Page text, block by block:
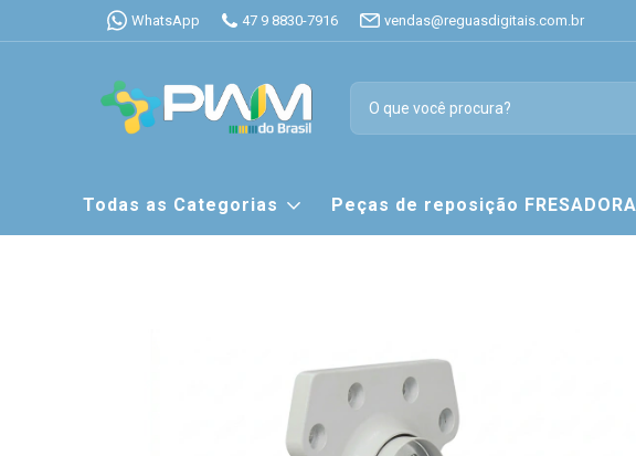
WhatsApp 47 9 8830-7916 vendas@reguasdigitais.com.br
Todas as Categorias Peças de reposição FRESADORA